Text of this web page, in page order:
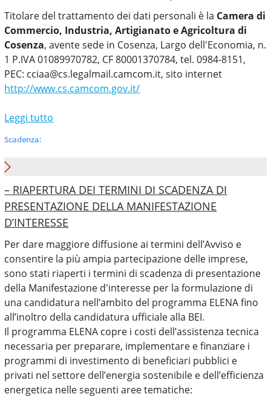
Titolare del trattamento dei dati personali è la Camera di
Commercio, Industria, Artigianato e Agricoltura di
Cosenza, avente sede in Cosenza, Largo dell'Economia, n.
1 P.IVA 01089970782, CF 80001370784, tel. 0984-8151,
PEC: cciaa@cs.legalmail.camcom.it, sito internet
http://www.cs.camcom.gov.it/
Leggi tutto
Scadenza:
– RIAPERTURA DEI TERMINI DI SCADENZA DI
PRESENTAZIONE DELLA MANIFESTAZIONE
D’INTERESSE
Per dare maggiore diffusione ai termini dell’Avviso e
consentire la più ampia partecipazione delle imprese,
sono stati riaperti i termini di scadenza di presentazione
della Manifestazione d'interesse per la formulazione di
una candidatura nell’ambito del programma ELENA fino
all’inoltro della candidatura ufficiale alla BEI.
Il programma ELENA copre i costi dell’assistenza tecnica
necessaria per preparare, implementare e finanziare i
programmi di investimento di beneficiari pubblici e
privati nel settore dell’energia sostenibile e dell’efficienza
energetica nelle seguenti aree tematiche: